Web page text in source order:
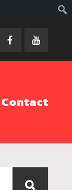
Contact